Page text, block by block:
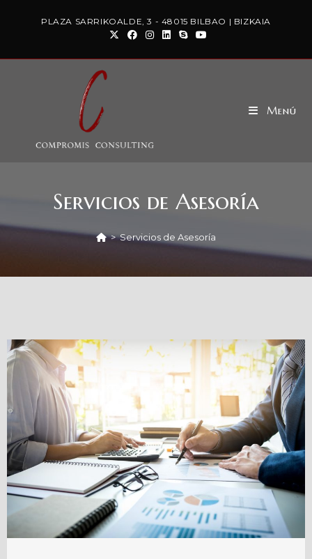
PLAZA SARRIKOALDE, 3 - 48015 BILBAO | BIZKAIA
Menú
Servicios de Asesoría
> Servicios de Asesoría